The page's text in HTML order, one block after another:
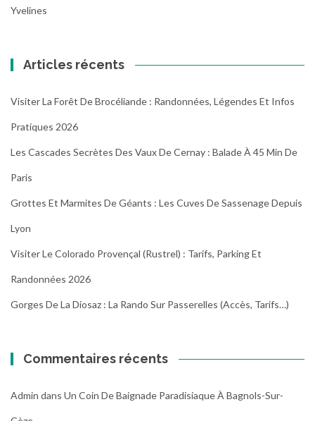
Yvelines
Articles récents
Visiter La Forêt De Brocéliande : Randonnées, Légendes Et Infos
Pratiques 2026
Les Cascades Secrètes Des Vaux De Cernay : Balade À 45 Min De
Paris
Grottes Et Marmites De Géants : Les Cuves De Sassenage Depuis
Lyon
Visiter Le Colorado Provençal (Rustrel) : Tarifs, Parking Et
Randonnées 2026
Gorges De La Diosaz : La Rando Sur Passerelles (Accès, Tarifs…)
Commentaires récents
Admin dans Un Coin De Baignade Paradisiaque À Bagnols-Sur-